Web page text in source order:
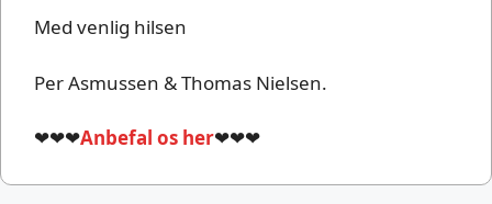
Med venlig hilsen
Per Asmussen & Thomas Nielsen.
❤❤❤Anbefal os her❤❤❤